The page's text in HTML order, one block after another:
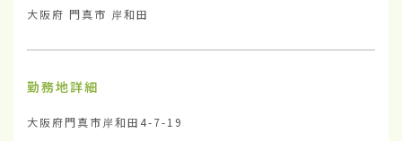
大阪府 門真市 岸和田
勤務地詳細
大阪府門真市岸和田4-7-19